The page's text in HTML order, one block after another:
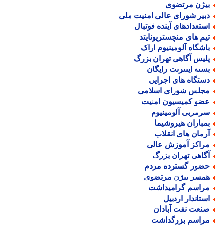
مرتضوی
شورای عالی امنیت ملی
آینده فوتبال
های منچستریونایتد
آلومینیوم اراک
آگاهی تهران بزرگ
اینترنت رایگان
های اجرایی
شورای اسلامی
کمیسیون امنیت
آلومینیوم
هیروشیما
های انقلاب
آموزش عالی
تهران بزرگ
گسترده مردم
بیژن مرتضوی
گرامیداشت
اردبیل
نفت آبادان
بزرگداشت